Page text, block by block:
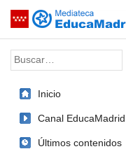
Saltar navegación
Palabra o frase:
Inicio
Canal EducaMadrid
Últimos contenidos